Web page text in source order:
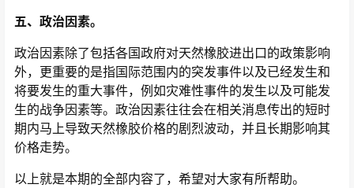
五、政治因素。
政治因素除了包括各国政府对天然橡胶进出口的政策影响
外，更重要的是指国际范围内的突发事件以及已经发生和
将要发生的重大事件，例如灾难性事件的发生以及可能发
生的战争因素等。政治因素往往会在相关消息传出的短时
期内马上导致天然橡胶价格的剧烈波动，并且长期影响其
价格走势。
以上就是本期的全部内容了，希望对大家有所帮助。